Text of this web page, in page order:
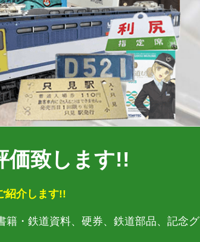
価致します!!
紹介します!!
籍・鉄道資料、硬券、鉄道部品、記念グ